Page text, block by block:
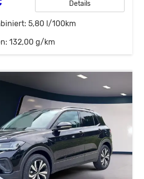
Details
5,80 l/100km
132,00 g/km